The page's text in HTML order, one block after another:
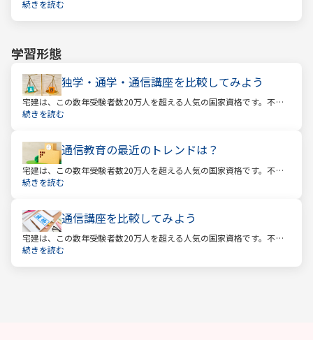
産業に携わる人をはじめ、他業種、学生、主婦まで、さまざまな方が
続きを読む
学習形態
独学・通学・通信講座を比較してみよう
宅建は、この数年受験者数20万人を超える人気の国家資格です。不動
産業に携わる人をはじめ、他業種、学生、主婦まで、さまざまな方が
続きを読む
通信教育の最近のトレンドは？
宅建は、この数年受験者数20万人を超える人気の国家資格です。不動
産業に携わる人をはじめ、他業種、学生、主婦まで、さまざまな方が
続きを読む
通信講座を比較してみよう
宅建は、この数年受験者数20万人を超える人気の国家資格です。不動
産業に携わる人をはじめ、他業種、学生、主婦まで、さまざまな方が
続きを読む